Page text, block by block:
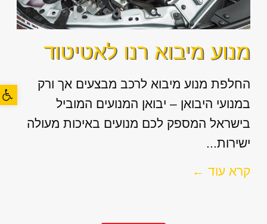
פתח
מנוע מיבוא רנו לאטיטוד
החלפת מנוע מיבוא לרכב מבצעים אך ורק
במנועי היבואן – יבואן המנועים המוביל
בישראל המספק לכם מנועים באיכות מעולה
ישירות...
קרא עוד ←